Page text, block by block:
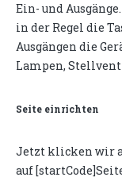
Ein- und
in der Regel die
Ausgängen die
Lampen,
Seite einrichten
Jetzt klicken wir
auf